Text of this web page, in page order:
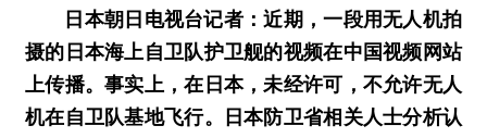
日本朝日电视台记者：近期，一段用无人机拍
摄的日本海上自卫队护卫舰的视频在中国视频网站
上传播。事实上，在日本，未经许可，不允许无人
机在自卫队基地飞行。日本防卫省相关人士分析认